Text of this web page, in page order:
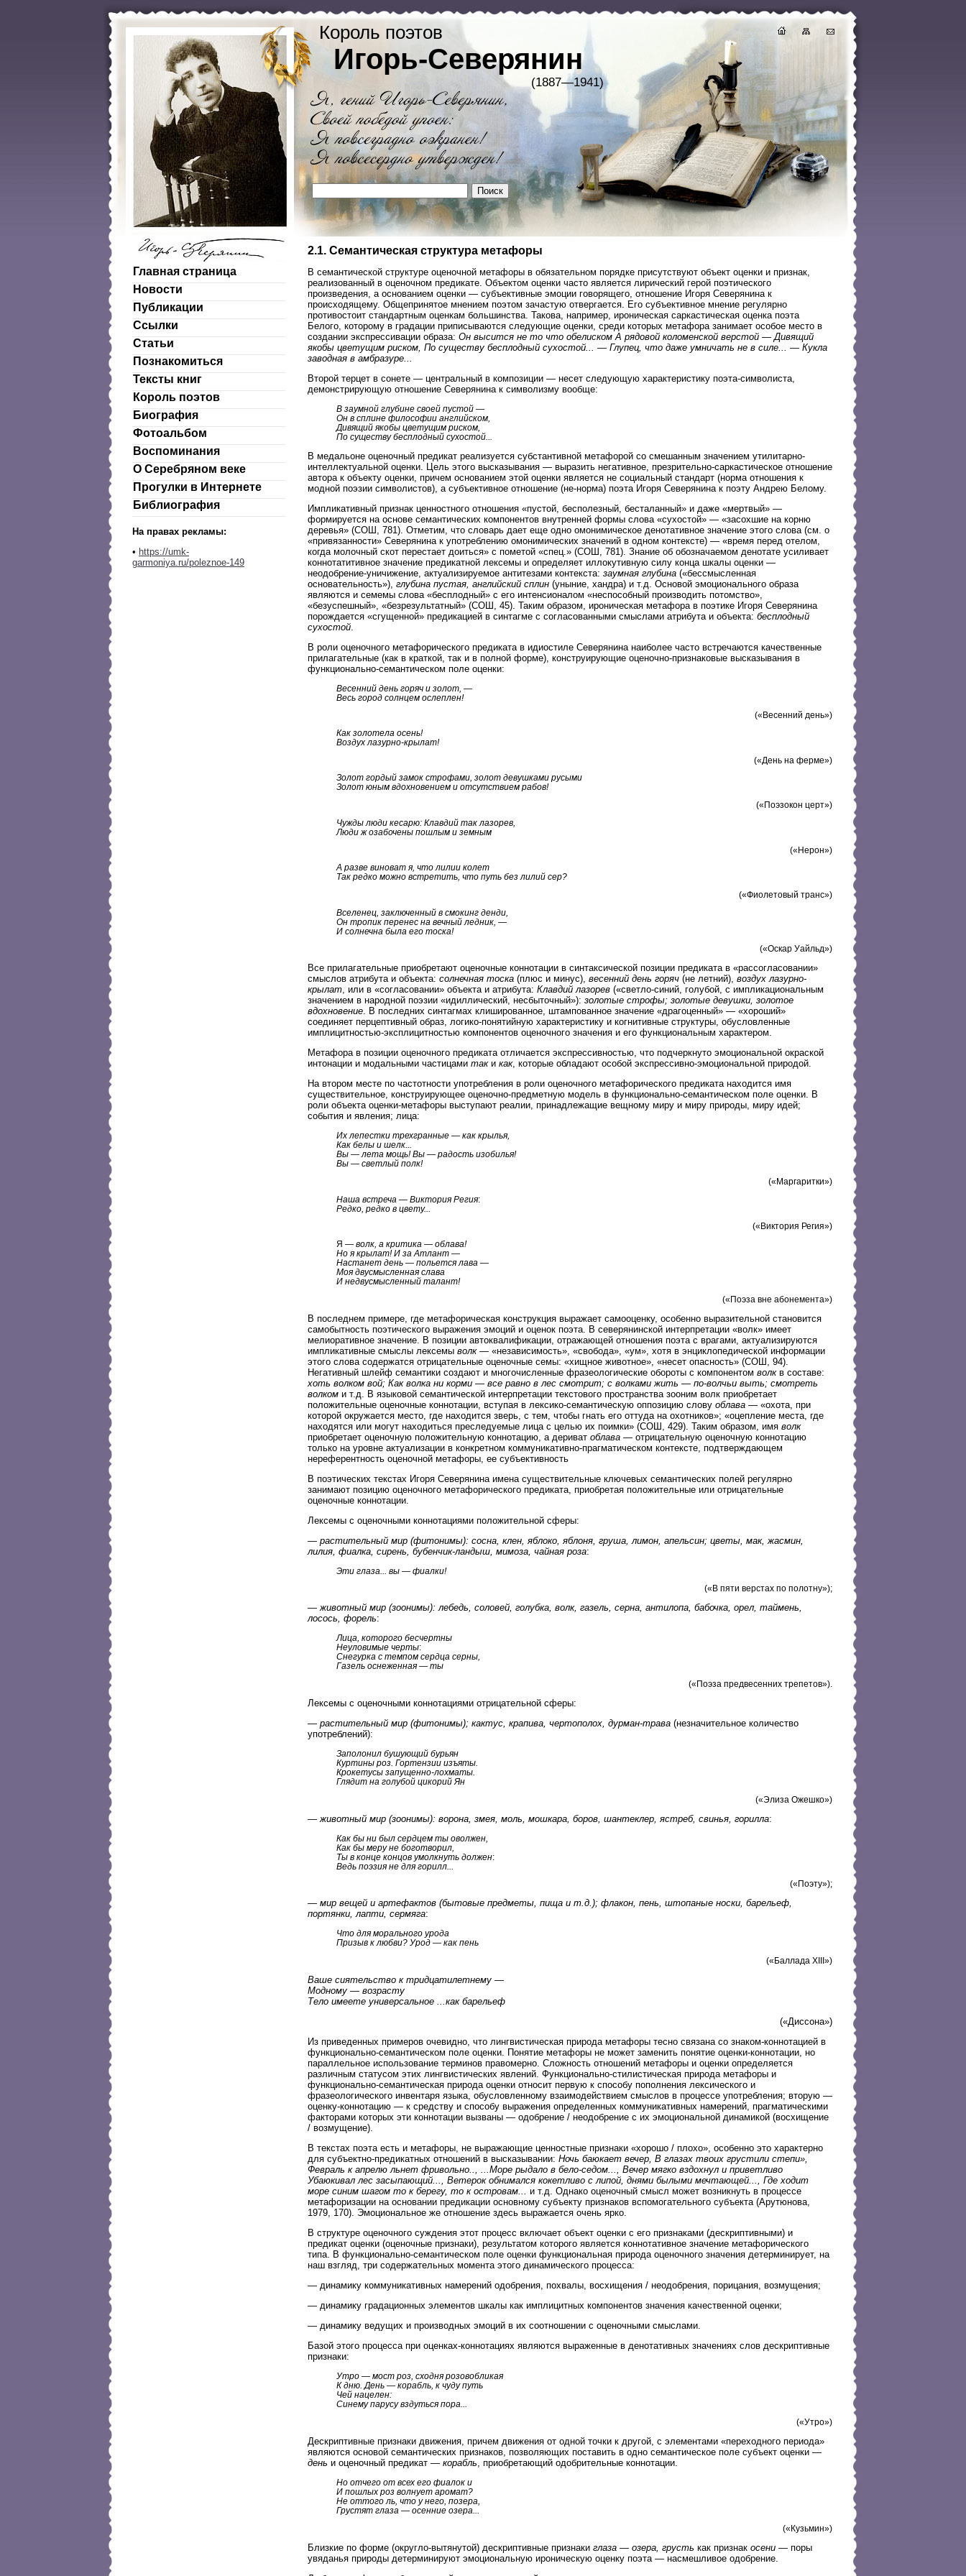
Король поэтов
Игорь-Северянин
(1887—1941)
Главная страница
Новости
Публикации
Ссылки
Статьи
Познакомиться
Тексты книг
Король поэтов
Биография
Фотоальбом
Воспоминания
О Серебряном веке
Прогулки в Интернете
Библиография
На правах рекламы:
• https://umk-
garmoniya.ru/poleznoe-149
2.1. Семантическая структура метафоры
В семантической структуре оценочной метафоры в обязательном порядке присутствуют объект оценки и признак,
реализованный в оценочном предикате. Объектом оценки часто является лирический герой поэтического
произведения, а основанием оценки — субъективные эмоции говорящего, отношение Игоря Северянина к
происходящему. Общепринятое мнением поэтом зачастую отвергается. Его субъективное мнение регулярно
противостоит стандартным оценкам большинства. Такова, например, ироническая саркастическая оценка поэта
Белого, которому в градации приписываются следующие оценки, среди которых метафора занимает особое место в
создании экспрессивации образа: Он высится не то что обелиском А рядовой коломенской верстой — Дивящий
якобы цветущим риском, По существу бесплодный сухостой... — Глупец, что даже умничать не в силе... — Кукла
заводная в амбразуре...
Второй терцет в сонете — центральный в композиции — несет следующую характеристику поэта-символиста,
демонстрирующую отношение Северянина к символизму вообще:
В заумной глубине своей пустой —
Он в сплине философии английском,
Дивящий якобы цветущим риском,
По существу бесплодный сухостой...
В медальоне оценочный предикат реализуется субстантивной метафорой со смешанным значением утилитарно-
интеллектуальной оценки. Цель этого высказывания — выразить негативное, презрительно-саркастическое отношение
автора к объекту оценки, причем основанием этой оценки является не социальный стандарт (норма отношения к
модной поэзии символистов), а субъективное отношение (не-норма) поэта Игоря Северянина к поэту Андрею Белому.
Импликативный признак ценностного отношения «пустой, бесполезный, бесталанный» и даже «мертвый» —
формируется на основе семантических компонентов внутренней формы слова «сухостой» — «засохшие на корню
деревья» (СОШ, 781). Отметим, что словарь дает еще одно омонимическое денотативное значение этого слова (см. о
«привязанности» Северянина к употреблению омонимических значений в одном контексте) — «время перед отелом,
когда молочный скот перестает доиться» с пометой «спец.» (СОШ, 781). Знание об обозначаемом денотате усиливает
коннотатитивное значение предикатной лексемы и определяет иллокутивную силу конца шкалы оценки —
неодобрение-уничижение, актуализируемое антитезами контекста: заумная глубина («бессмысленная
основательность»), глубина пустая, английский сплин (уныние, хандра) и т.д. Основой эмоционального образа
являются и семемы слова «бесплодный» с его интенсионалом «неспособный производить потомство»,
«безуспешный», «безрезультатный» (СОШ, 45). Таким образом, ироническая метафора в поэтике Игоря Северянина
порождается «сгущенной» предикацией в синтагме с согласованными смыслами атрибута и объекта: бесплодный
сухостой
В роли оценочного метафорического предиката в идиостиле Северянина наиболее часто встречаются качественные
прилагательные (как в краткой, так и в полной форме), конструирующие оценочно-признаковые высказывания в
функционально-семантическом поле оценки:
Весенний день горяч и золот, —
Весь город солнцем ослеплен!
(«Весенний день»)
Как золотела осень!
Воздух лазурно-крылат!
(«День на ферме»)
Золот гордый замок строфами, золот девушками русыми
Золот юным вдохновением и отсутствием рабов!
(«Поэзокон церт»)
Чужды люди кесарю: Клавдий так лазорев,
Люди ж озабочены пошлым и земным
(«Нерон»)
А разве виноват я, что лилии колет
Так редко можно встретить, что путь без лилий сер?
(«Фиолетовый транс»)
Вселенец, заключенный в смокинг денди,
Он тропик перенес на вечный ледник, —
И солнечна была его тоска!
(«Оскар Уайльд»)
Все прилагательные приобретают оценочные коннотации в синтаксической позиции предиката в «рассогласовании»
смыслов атрибута и объекта: солнечная тоска (плюс и минус), весенний день горяч (не летний), воздух лазурно-
крылат, или в «согласовании» объекта и атрибута: Клавдий лазорев («светло-синий, голубой, с импликациональным
значением в народной поэзии «идиллический, несбыточный»): золотые строфы; золотые девушки, золотое
вдохновение. В последних синтагмах клишированное, штампованное значение «драгоценный» — «хороший»
соединяет перцептивный образ, логико-понятийную характеристику и когнитивные структуры, обусловленные
имплицитностью-эксплицитностью компонентов оценочного значения и его функциональным характером.
Метафора в позиции оценочного предиката отличается экспрессивностью, что подчеркнуто эмоциональной окраской
интонации и модальными частицами таки как, которые обладают особой экспрессивно-эмоциональной природой.
На втором месте по частотности употребления в роли оценочного метафорического предиката находится имя
существительное, конструирующее оценочно-предметную модель в функционально-семантическом поле оценки. В
роли объекта оценки-метафоры выступают реалии, принадлежащие вещному миру и миру природы, миру идей;
события и явления; лица:
Их лепестки трехгранные — как крылья,
Как белы и шелк...
Вы — лета мощь! Вы — радость изобилья!
Вы — светлый полк!
(«Маргаритки»)
Наша встреча — Виктория Регия:
Редко, редко в цвету...
(«Виктория Регия»)
Я — волк, а критика — облава!
Но я крылат! И за Атлант —
Настанет день — польется лава —
Моя двусмысленная слава
И недвусмысленный талант!
(«Поэза вне абонемента»)
В последнем примере, где метафорическая конструкция выражает самооценку, особенно выразительной становится
самобытность поэтического выражения эмоций и оценок поэта. В северянинской интерпретации «волк» имеет
мелиоративное значение. В позиции автоквалификации, отражающей отношения поэта с врагами, актуализируются
импликативные смыслы лексемы волк— «независимость», «свобода», «ум», хотя в энциклопедической информации
этого слова содержатся отрицательные оценочные семы: «хищное животное», «несет опасность» (СОШ, 94).
Негативный шлейф семантики создают и многочисленные фразеологические обороты с компонентом волкв составе:
хоть волком вой; Как волка ни корми — все равно в лес смотрит; с волками жить — по-волчьи выть; смотреть
волком и т.д. В языковой семантической интерпретации текстового пространства зооним волк приобретает
положительные оценочные коннотации, вступая в лексико-семантическую оппозицию слову облава — «охота, при
которой окружается место, где находится зверь, с тем, чтобы гнать его оттуда на охотников»; «оцепление места, где
находятся или могут находиться преследуемые лица с целью их поимки» (СОШ, 429). Таким образом, имя волк
приобретает оценочную положительную коннотацию, а дериват облава — отрицательную оценочную коннотацию
только на уровне актуализации в конкретном коммуникативно-прагматическом контексте, подтверждающем
нереферентность оценочной метафоры, ее субъективность
В поэтических текстах Игоря Северянина имена существительные ключевых семантических полей регулярно
занимают позицию оценочного метафорического предиката, приобретая положительные или отрицательные
оценочные коннотации.
Лексемы с оценочными коннотациями положительной сферы:
— растительный мир (фитонимы): сосна, клен, яблоко, яблоня, груша, лимон, апельсин; цветы, мак, жасмин,
лилия, фиалка, сирень, бубенчик-ландыш, мимоза, чайная роза:
Эти глаза... вы — фиалки!
(«В пяти верстах по полотну»);
—животный мир (зоонимы): лебедь, соловей, голубка, волк, газель, серна, антилопа, бабочка, орел, таймень,
лосось, форель:
Лица, которого бесчертны
Неуловимые черты:
Снегурка с темпом сердца серны,
Газель оснеженная — ты
(«Поэза предвесенних трепетов»).
Лексемы с оценочными коннотациями отрицательной сферы:
— растительный мир (фитонимы); кактус, крапива, чертополох, дурман-трава (незначительное количество
употреблений):
Заполонил бушующий бурьян
Куртины роз. Гортензии изъяты.
Крокетусы запущенно-лохматы.
Глядит на голубой цикорий Ян
(«Элиза Ожешко»)
— животный мир (зоонимы): ворона, змея, моль, мошкара, боров, шантеклер, ястреб, свинья, горилла:
Как бы ни был сердцем ты оволжен,
Как бы меру не боготворил,
Ты в конце концов умолкнуть должен:
Ведь поэзия не для горилл...
(«Поэту»);
— мир вещей и артефактов (бытовые предметы, пища и т.д.); флакон, пень, штопаные носки, барельеф,
портянки, лапти, сермяга:
Что для морального урода
Призыв к любви? Урод — как пень
(«Баллада XIII»)
Ваше сиятельство к тридцатилетнему —
Модному — возрасту
Тело имеете универсальное ...как барельеф
(«Диссона»)
Из приведенных примеров очевидно, что лингвистическая природа метафоры тесно связана со знаком-коннотацией в
функционально-семантическом поле оценки. Понятие метафоры не может заменить понятие оценки-коннотации, но
параллельное использование терминов правомерно. Сложность отношений метафоры и оценки определяется
различным статусом этих лингвистических явлений. Функционально-стилистическая природа метафоры и
функционально-семантическая природа оценки относит первую к способу пополнения лексического и
фразеологического инвентаря языка, обусловленному взаимодействием смыслов в процессе употребления; вторую —
оценку-коннотацию — к средству и способу выражения определенных коммуникативных намерений, прагматическими
факторами которых эти коннотации вызваны — одобрение / неодобрение с их эмоциональной динамикой (восхищение
/ возмущение).
В текстах поэта есть и метафоры, не выражающие ценностные признаки «хорошо / плохо», особенно это характерно
для субъектно-предикатных отношений в высказывании: Ночь баюкает вечер, В глазах твоих грустили степи»,
Февраль к апрелю льнет фривольно.., ...Море рыдало в бело-седом..., Вечер мягко вздохнул и приветливо
Убаюкивал лес засыпающий..., Ветерок обнимался кокетливо с липой, днями былыми мечтающей..., Где ходит
море синим шагом то к берегу, то к островам... и т.д. Однако оценочный смысл может возникнуть в процессе
метафоризации на основании предикации основному субъекту признаков вспомогательного субъекта (Арутюнова,
1979, 170). Эмоциональное же отношение здесь выражается очень ярко.
В структуре оценочного суждения этот процесс включает объект оценки с его признаками (дескриптивными) и
предикат оценки (оценочные признаки), результатом которого является коннотативное значение метафорического
типа. В функционально-семантическом поле оценки функциональная природа оценочного значения детерминирует, на
наш взгляд, три содержательных момента этого динамического процесса:
— динамику коммуникативных намерений одобрения, похвалы, восхищения / неодобрения, порицания, возмущения;
— динамику градационных элементов шкалы как имплицитных компонентов значения качественной оценки;
— динамику ведущих и производных эмоций в их соотношении с оценочными смыслами.
Базой этого процесса при оценках-коннотациях являются выраженные в денотативных значениях слов дескриптивные
признаки:
Утро — мост роз, сходня розовобликая
К дню. День — корабль, к чуду путь
Чей нацелен:
Синему парусу вздуться пора...
(«Утро»)
Дескриптивные признаки движения, причем движения от одной точки к другой, с элементами «переходного периода»
являются основой семантических признаков, позволяющих поставить в одно семантическое поле субъект оценки —
день и оценочный предикат — корабль , приобретающий одобрительные коннотации.
Но отчего от всех его фиалок и
И пошлых роз волнует аромат?
Не оттого ль, что у него, позера,
Грустят глаза — осенние озера...
(«Кузьмин»)
Близкие по форме (округло-вытянутой) дескриптивные признаки глаза — озера, грусть как признак осени — поры
увяданья природы детерминируют эмоциональную ироническую оценку поэта — насмешливое одобрение.